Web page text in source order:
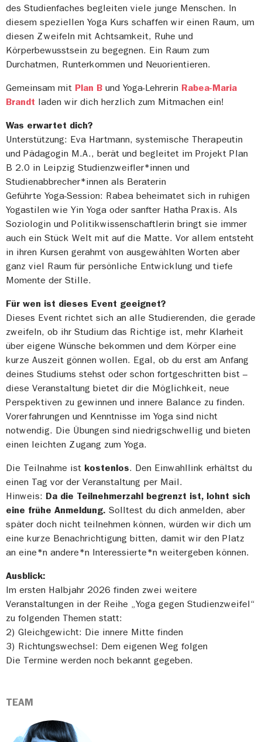
des Studienfaches begleiten viele junge Menschen. In
diesem speziellen Yoga Kurs schaffen wir einen Raum, um
diesen Zweifeln mit Achtsamkeit, Ruhe und
Körperbewusstsein zu begegnen. Ein Raum zum
Durchatmen, Runterkommen und Neuorientieren.
Gemeinsam mit Plan B und Yoga-Lehrerin Rabea-Maria
Brandt laden wir dich herzlich zum Mitmachen ein!
Was erwartet dich?
Unterstützung: Eva Hartmann, systemische Therapeutin
und Pädagogin M.A., berät und begleitet im Projekt Plan
B 2.0 in Leipzig Studienzweifler*innen und
Studienabbrecher*innen als Beraterin
Geführte Yoga-Session: Rabea beheimatet sich in ruhigen
Yogastilen wie Yin Yoga oder sanfter Hatha Praxis. Als
Soziologin und Politikwissenschaftlerin bringt sie immer
auch ein Stück Welt mit auf die Matte. Vor allem entsteht
in ihren Kursen gerahmt von ausgewählten Worten aber
ganz viel Raum für persönliche Entwicklung und tiefe
Momente der Stille.
Für wen ist dieses Event geeignet?
Dieses Event richtet sich an alle Studierenden, die gerade
zweifeln, ob ihr Studium das Richtige ist, mehr Klarheit
über eigene Wünsche bekommen und dem Körper eine
kurze Auszeit gönnen wollen. Egal, ob du erst am Anfang
deines Studiums stehst oder schon fortgeschritten bist –
diese Veranstaltung bietet dir die Möglichkeit, neue
Perspektiven zu gewinnen und innere Balance zu finden.
Vorerfahrungen und Kenntnisse im Yoga sind nicht
notwendig. Die Übungen sind niedrigschwellig und bieten
einen leichten Zugang zum Yoga.
Die Teilnahme ist kostenlos. Den Einwahllink erhältst du
einen Tag vor der Veranstaltung per Mail.
Hinweis: Da die Teilnehmerzahl begrenzt ist, lohnt sich
eine frühe Anmeldung. Solltest du dich anmelden, aber
später doch nicht teilnehmen können, würden wir dich um
eine kurze Benachrichtigung bitten, damit wir den Platz
an eine*n andere*n Interessierte*n weitergeben können.
Ausblick:
Im ersten Halbjahr 2026 finden zwei weitere
Veranstaltungen in der Reihe „Yoga gegen Studienzweifel“
zu folgenden Themen statt:
2) Gleichgewicht: Die innere Mitte finden
3) Richtungswechsel: Dem eigenen Weg folgen
Die Termine werden noch bekannt gegeben.
TEAM